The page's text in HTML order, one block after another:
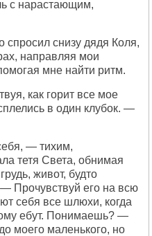
с нарастающим,
снизу дядя Коля,
направляя мои
мне найти ритм.
как горит все мое
в один клубок. —
— тихим,
тетя Света, обнимая
живот, будто
Прочувствуй его на всю
себя все шлюхи, когда
ебут. Понимаешь? —
моего маленького, но